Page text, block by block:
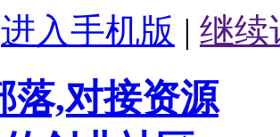
进入手机版 | 继续